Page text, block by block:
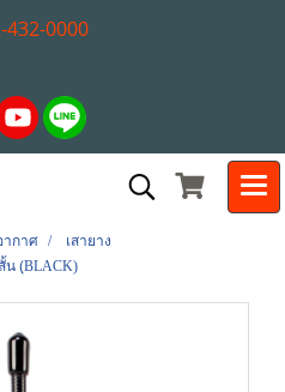
432-0000
ากาศ
เสายาง
น (ฺBLACK)